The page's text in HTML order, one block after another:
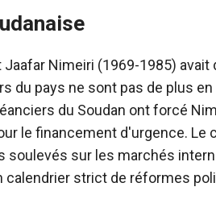
Nimeiri (1969-1985) avait
du pays ne sont pas de plus en
du Soudan ont forcé
le financement d'urgence. Le
soulevés sur les marchés
calendrier strict de réformes